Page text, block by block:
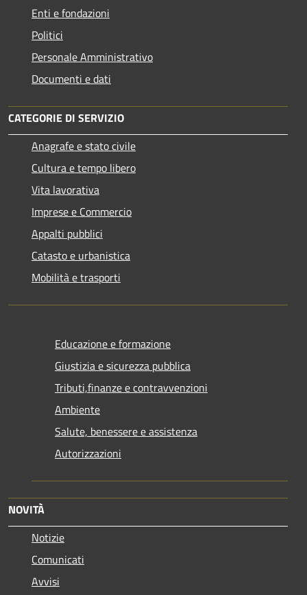
Enti e fondazioni
Politici
Personale Amministrativo
Documenti e dati
CATEGORIE DI SERVIZIO
Anagrafe e stato civile
Cultura e tempo libero
Vita lavorativa
Imprese e Commercio
Appalti pubblici
Catasto e urbanistica
Mobilità e trasporti
Educazione e formazione
Giustizia e sicurezza pubblica
Tributi,finanze e contravvenzioni
Ambiente
Salute, benessere e assistenza
Autorizzazioni
NOVITÀ
Notizie
Comunicati
Avvisi